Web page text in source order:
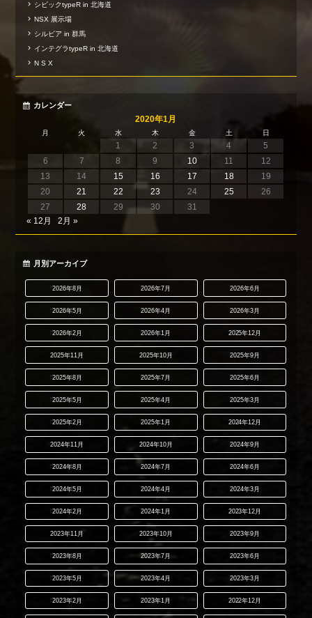
シビックtypeR in 北海道
NSX 展示場
シルビア in 群馬
インテグラtypeR in 北海道
N S X
カレンダー
2020年1月
月 火 水 木 金 土 日
1 2 3 4
5
6
7 8 9 10 11
12
13
14 15 16 17 18
19
20
21 22 23 24 25
26
27
28 29 30
31
« 12月
2月 »
月別アーカイブ
2026年8月 2026年7月 2026年6月
2026年5月 2026年4月 2026年3月
2026年2月 2026年1月 2025年12月
2025年11月 2025年10月 2025年9月
2025年8月 2025年7月 2025年6月
2025年5月 2025年4月 2025年3月
2025年2月 2025年1月 2024年12月
2024年11月 2024年10月 2024年9月
2024年8月 2024年7月 2024年6月
2024年5月 2024年4月 2024年3月
2024年2月 2024年1月 2023年12月
2023年11月 2023年10月 2023年9月
2023年8月 2023年7月 2023年6月
2023年5月 2023年4月 2023年3月
2023年2月 2023年1月 2022年12月